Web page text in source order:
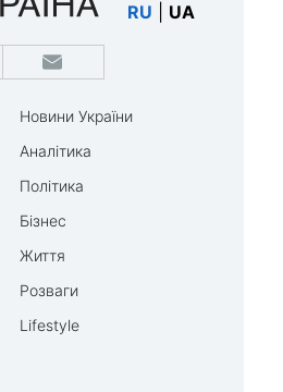
RU UA
Новини України
Аналітика
Політика
Бізнес
Життя
Розваги
Lifestyle